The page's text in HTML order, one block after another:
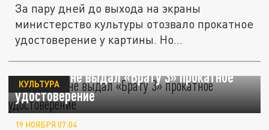
За пару дней до выхода на экраны
министерство культуры отозвало прокатное
удостоверение у картины. Но...
Минкульт не выдал «Брату 3» прокатное
удостоверение
КУЛЬТУРА
19 НОЯБРЯ 07:04